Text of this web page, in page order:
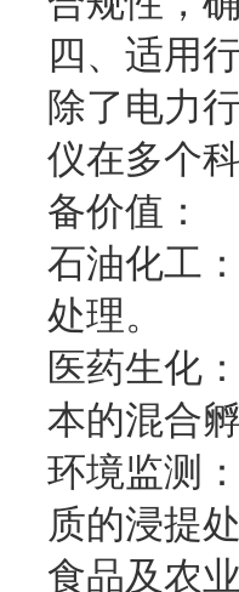
四、适用
除了电力
仪在多个
备价值：
石油化工
处理。
医药生化
本的混合
环境监测
质的浸提
食品及农